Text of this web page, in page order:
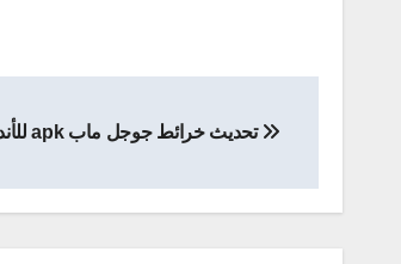
المقالات
تحديث خرائط جوجل ماب apk للأندرويد والآيفون